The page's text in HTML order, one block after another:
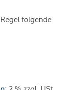
folgende